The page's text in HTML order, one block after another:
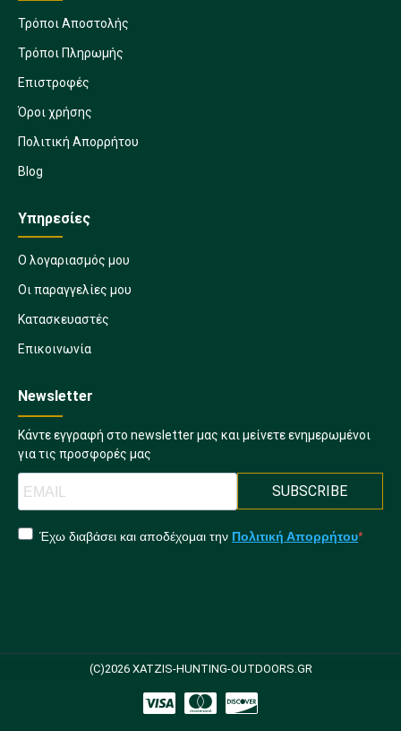
Τρόποι Αποστολής
Τρόποι Πληρωμής
Επιστροφές
Όροι χρήσης
Πολιτική Απορρήτου
Blog
Υπηρεσίες
Ο λογαριασμός μου
Οι παραγγελίες μου
Κατασκευαστές
Επικοινωνία
Newsletter
Κάντε εγγραφή στο newsletter μας και μείνετε ενημερωμένοι
για τις προσφορές μας
SUBSCRIBE
Έχω διαβάσει και αποδέχομαι την Πολιτική Απορρήτου
(C)2026 XATZIS-HUNTING-OUTDOORS.GR